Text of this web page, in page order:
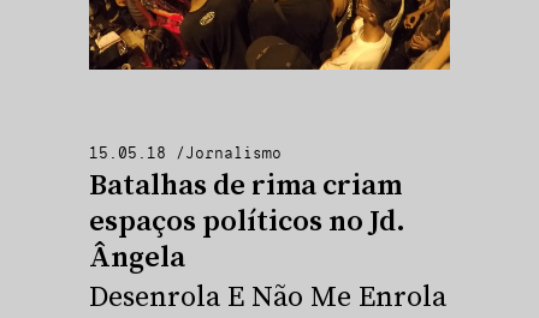
15.05.18 /Jornalismo
Batalhas de rima criam
espaços políticos no Jd.
Ângela
Desenrola E Não Me Enrola